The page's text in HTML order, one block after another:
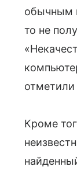
обычным
то не
Кроме